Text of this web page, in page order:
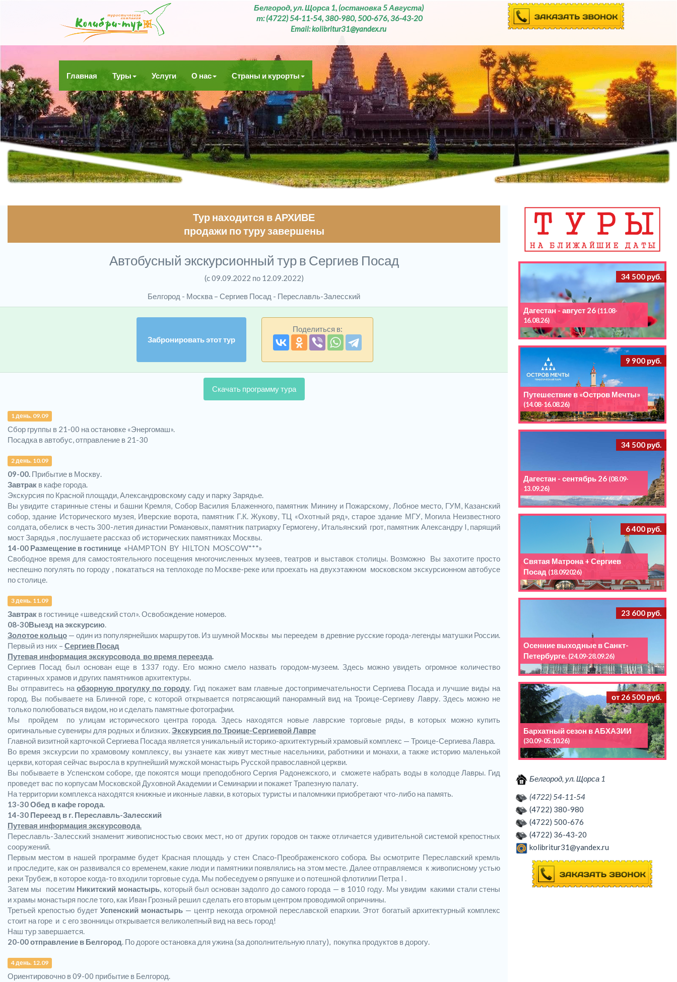
Белгород, ул. Щорса 1, (остановка 5 Августа)
т: (4722) 54-11-54, 380-980, 500-676, 36-43-20
Email: kolibritur31@yandex.ru
Главная Туры Услуги О нас Страны и курорты
Тур находится в АРХИВЕ
продажи по туру завершены
Автобусный экскурсионный тур в Сергиев Посад
(c 09.09.2022 по 12.09.2022)
Белгород - Москва – Сергиев Посад - Переславль-Залесский
Забронировать этот тур
Поделиться в:
Скачать программу тура
1 день. 09.09
Сбор группы в 21-00 на остановке «Энергомаш».
Посадка в автобус, отправление в 21-30
2 день. 10.09
09-00. Прибытие в Москву.
Завтрак в кафе города.
Экскурсия по Красной площади, Александровскому саду и парку Зарядье.
Вы увидите старинные стены и башни Кремля, Собор Василия Блаженного, памятник Минину и Пожарскому, Лобное место, ГУМ, Казанский
собор, здание Исторического музея, Иверские ворота, памятник Г.К. Жукову, ТЦ «Охотный ряд», старое здание МГУ, Могила Неизвестного
солдата, обелиск в честь 300-летия династии Романовых, памятник патриарху Гермогену, Итальянский грот, памятник Александру I, парящий
мост Зарядья , послушаете рассказ об исторических памятниках Москвы.
14-00 Размещение в гостинице «HAMPTON BY HILTON MOSCOW***»
Свободное время для самостоятельного посещения многочисленных музеев, театров и выставок столицы. Возможно Вы захотите просто
неспешно погулять по городу , покататься на теплоходе по Москве-реке или проехать на двухэтажном московском экскурсионном автобусе
по столице.
3 день. 11.09
Завтрак в гостинице «шведский стол». Освобождение номеров.
08-30Выезд на экскурсию.
Золотое кольцо — один из популярнейших маршрутов. Из шумной Москвы мы переедем в древние русские города-легенды матушки России.
Первый из них – Сергиев Посад
Путевая информация экскурсовода во время переезда.
Сергиев Посад был основан еще в 1337 году. Его можно смело назвать городом-музеем. Здесь можно увидеть огромное количество
старинных храмов и других памятников архитектуры.
Вы отправитесь наобзорную прогулку по городу. Гид покажет вам главные достопримечательности Сергиева Посада и лучшие виды на
город. Вы побываете на Блинной горе, с которой открывается потрясающий панорамный вид на Троице-Сергиеву Лавру. Здесь можно не
только полюбоваться видом, но и сделать памятные фотографии.
Мы пройдем по улицам исторического центра города. Здесь находятся новые лаврские торговые ряды, в которых можно купить
оригинальные сувениры для родных и близких.Экскурсия по Троице-Сергиевой Лавре
Главной визитной карточкой Сергиева Посада является уникальный историко-архитектурный храмовый комплекс — Троице-Сергиева Лавра.
Во время экскурсии по храмовому комплексу, вы узнаете как живут местные насельники, работники и монахи, а также историю маленькой
церкви, которая сейчас выросла в крупнейший мужской монастырь Русской православной церкви.
Вы побываете в Успенском соборе, где покоятся мощи преподобного Сергия Радонежского, и сможете набрать воды в колодце Лавры. Гид
проведет вас по корпусам Московской Духовной Академии и Семинарии и покажет Трапезную палату.
На территории комплекса находятся книжные и иконные лавки, в которых туристы и паломники приобретают что-либо на память.
13-30 Обед в кафе города.
14-30 Переезд в г. Переславль-Залесский
Путевая информация экскурсовода.
Переславль-Залесский знаменит живописностью своих мест, но от других городов он также отличается удивительной системой крепостных
сооружений.
Первым местом в нашей программе будет Красная площадь у стен Спасо-Преображенского собора. Вы осмотрите Переславский кремль
и проследите, как он развивался со временем, какие люди и памятники появлялись на этом месте. Далее отправляемся к живописному устью
реки Трубеж, в которое когда-то входили торговые суда. Мы побеседуем о ряпушке и о потешной флотилии Петра I .
Затем мы посетим Никитский монастырь, который был основан задолго до самого города — в 1010 году. Мы увидим какими стали стены
и храмы монастыря после того, как Иван Грозный решил сделать его вторым центром проводимой опричнины.
Третьей крепостью будет Успенский монастырь — центр некогда огромной переславской епархии. Этот богатый архитектурный комплекс
стоит на горе и с его звонницы открывается великолепный вид на весь город!
Наш тур завершается.
20-00 отправление в Белгород. По дороге остановка для ужина (за дополнительную плату), покупка продуктов в дорогу.
4 день. 12.09
Ориентировочно в 09-00 прибытие в Белгород.
34 500 руб.
Дагестан - август 26 (11.08-
16.08.26)
9 900 руб.
Путешествие в «Остров Мечты»
(14.08-16.08.26)
34 500 руб.
Дагестан - сентябрь 26 (08.09-
13.09.26)
6 400 руб.
Святая Матрона + Сергиев
Посад (18.092026)
23 600 руб.
Осенние выходные в Санкт-
Петербурге. (24.09-28.09.26)
от 26 500 руб.
Бархатный сезон в АБХАЗИИ
(30.09-05.10.26)
Белгород, ул. Щорса 1
(4722) 54-11-54
(4722) 380-980
(4722) 500-676
(4722) 36-43-20
kolibritur31@yandex.ru